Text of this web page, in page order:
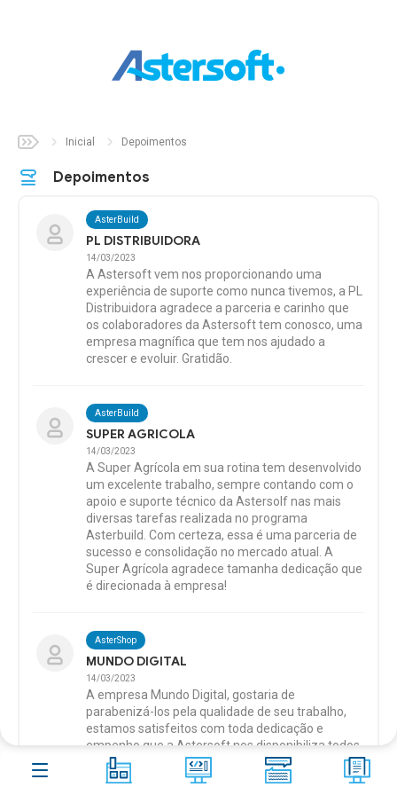
Sobre
Soluções
AsterAuto
AsterBuild
AsterFix
AsterParts
AsterShop
Contato
10
266
Acesso remoto
Inicial Depoimentos
Depoimentos
AsterBuild
PL DISTRIBUIDORA
14/03/2023
A Astersoft vem nos proporcionando uma
experiência de suporte como nunca tivemos, a PL
Distribuidora agradece a parceria e carinho que
os colaboradores da Astersoft tem conosco, uma
empresa magnífica que tem nos ajudado a
crescer e evoluir. Gratidão.
AsterBuild
SUPER AGRICOLA
14/03/2023
A Super Agrícola em sua rotina tem desenvolvido
um excelente trabalho, sempre contando com o
apoio e suporte técnico da Astersolf nas mais
diversas tarefas realizada no programa
Asterbuild. Com certeza, essa é uma parceria de
sucesso e consolidação no mercado atual. A
Super Agrícola agradece tamanha dedicação que
é direcionada à empresa!
AsterShop
MUNDO DIGITAL
14/03/2023
A empresa Mundo Digital, gostaria de
parabenizá-los pela qualidade de seu trabalho,
estamos satisfeitos com toda dedicação e
empenho que a Astersoft nos disponibiliza todos
os dias.
“O segredo do sucesso está na sua entrega! ”